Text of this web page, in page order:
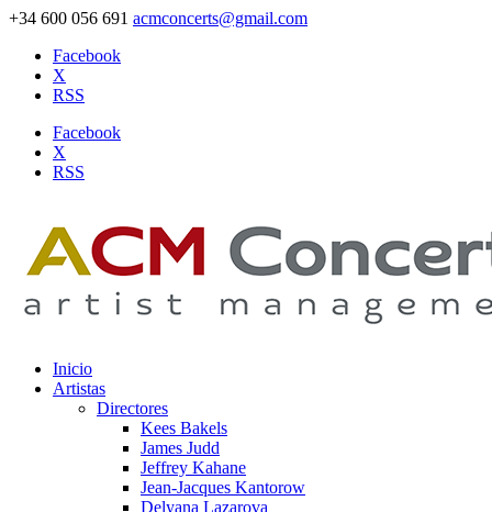
+34 600 056 691 acmconcerts@gmail.com
Facebook
X
RSS
Facebook
X
RSS
Inicio
Artistas
Directores
Kees Bakels
James Judd
Jeffrey Kahane
Jean-Jacques Kantorow
Delyana Lazarova